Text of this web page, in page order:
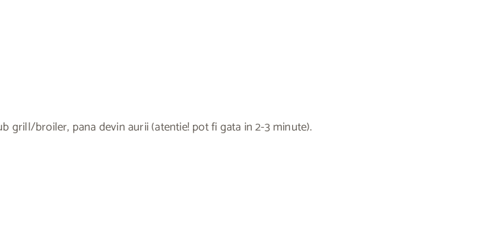
grill/broiler, pana devin aurii (atentie! pot fi gata in 2-3 minute).